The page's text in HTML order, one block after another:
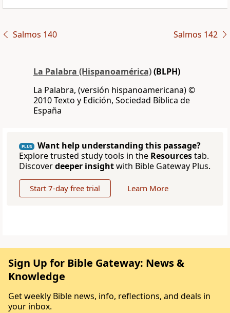
Salmos 140 Salmos 142
La Palabra (Hispanoamérica)(BLPH)
La Palabra, (versión hispanoamericana) ©
2010 Texto y Edición, Sociedad Bíblica de
España
PLUS
Want help understanding this passage?
Explore trusted study tools in the Resourcestab.
Discoverdeeper insightwith Bible Gateway Plus.
Start 7-day free trial Learn More
Sign Up for Bible Gateway: News &
Knowledge
Get weekly Bible news, info, reflections, and deals in
your inbox.